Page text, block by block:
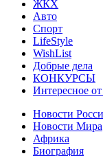
ЖКХ
Авто
Спорт
LifeStyle
WishList
Добрые дела
КОНКУРСЫ
Интересное
Новости
Новости Мира
Африка
Биография